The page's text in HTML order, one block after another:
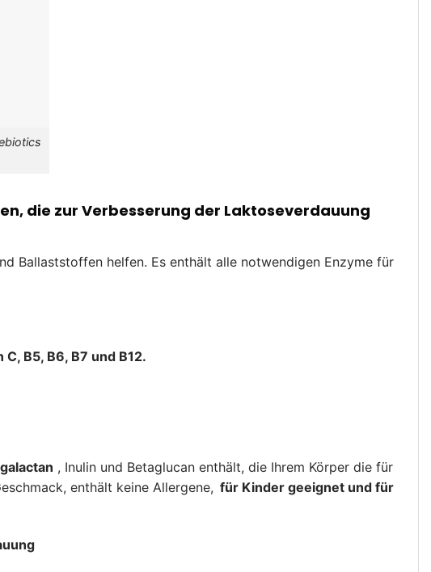
die zur Verbesserung der Laktoseverdauung
Ballaststoffen helfen. Es enthält alle notwendigen Enzyme für
B5, B6, B7 und B12.
, Inulin und Betaglucan enthält, die Ihrem Körper die für
enthält keine Allergene, für Kinder geeignet und für